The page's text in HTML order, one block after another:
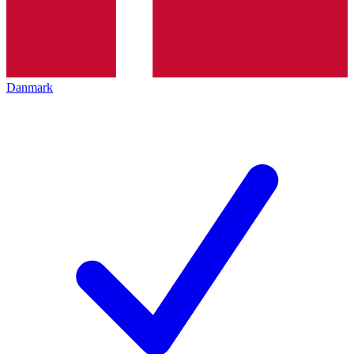
Danmark